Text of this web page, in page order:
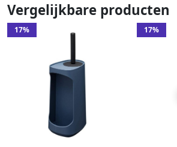
Vergelijkbare producten
17% 17%